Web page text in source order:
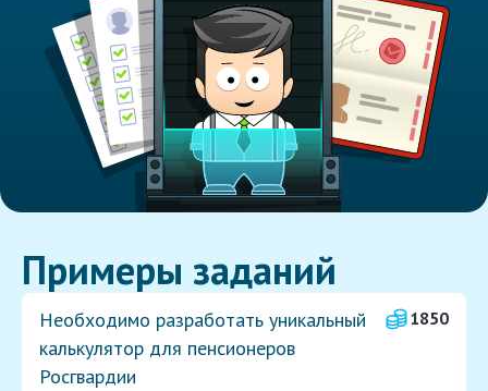
Примеры заданий
Необходимо разработать уникальный
калькулятор для пенсионеров
Росгвардии
1850